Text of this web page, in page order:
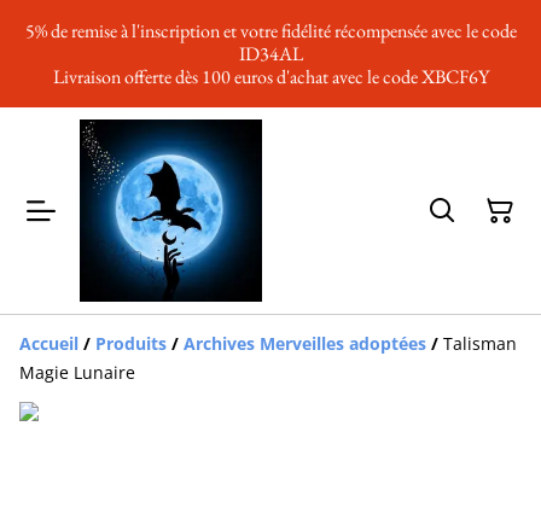
5% de remise à l'inscription et votre fidélité récompensée avec le code
ID34AL
Livraison offerte dès 100 euros d'achat avec le code XBCF6Y
Accueil / Produits / Archives Merveilles adoptées / Talisman
Magie Lunaire